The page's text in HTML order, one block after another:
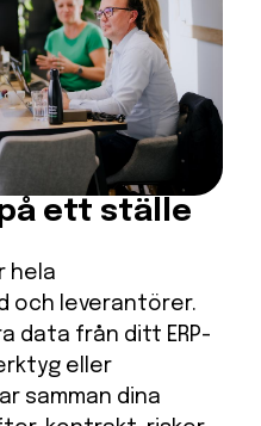
ett ställe
hela
och leverantörer.
data från ditt ERP-
eller
samman dina